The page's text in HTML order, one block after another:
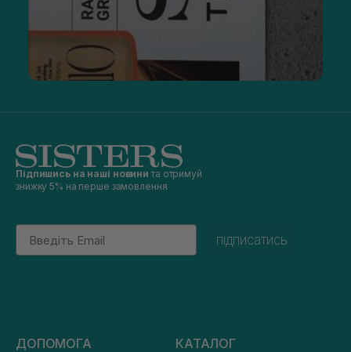
Підпишись на наші новини та отримуй
знижку 5% на перше замовлення
Email
підписатись
ДОПОМОГА КАТАЛОГ